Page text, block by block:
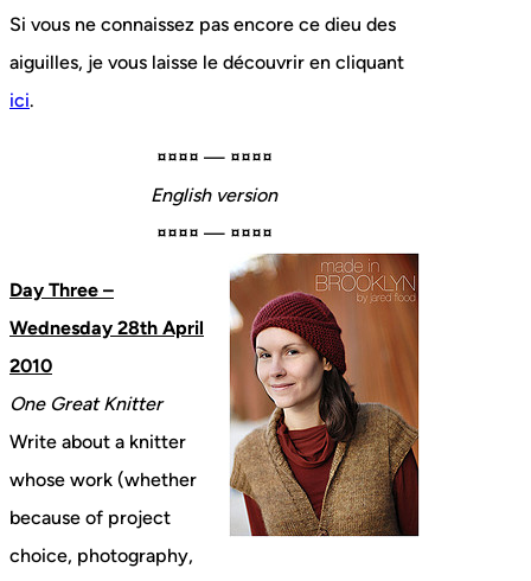
Si vous ne connaissez pas encore ce dieu des
aiguilles, je vous laisse le découvrir en cliquant
ici.
¤¤¤¤ — ¤¤¤¤
English version
¤¤¤¤ — ¤¤¤¤
Day Three –
Wednesday 28th April
2010
One Great Knitter
Write about a knitter
whose work (whether
because of project
choice, photography,